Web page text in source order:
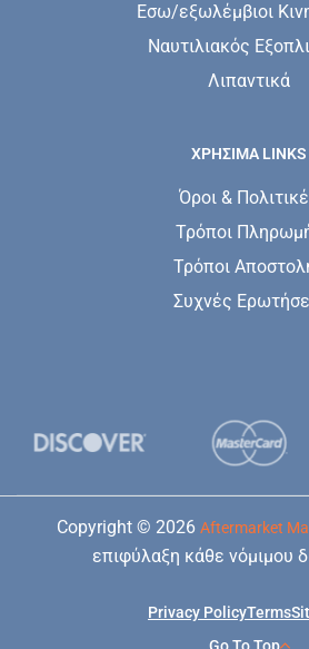
Εσω/εξωλέμβιοι
Ναυτιλιακός
Λιπαντικά
ΧΡΗΣΙΜΑ LINKS
Όροι &
Τρόποι
Τρόποι
Συχνές
Copyright © 2026 Aftermarket
επιφύλαξη κάθε νόμιμου
Privacy PolicyTerms